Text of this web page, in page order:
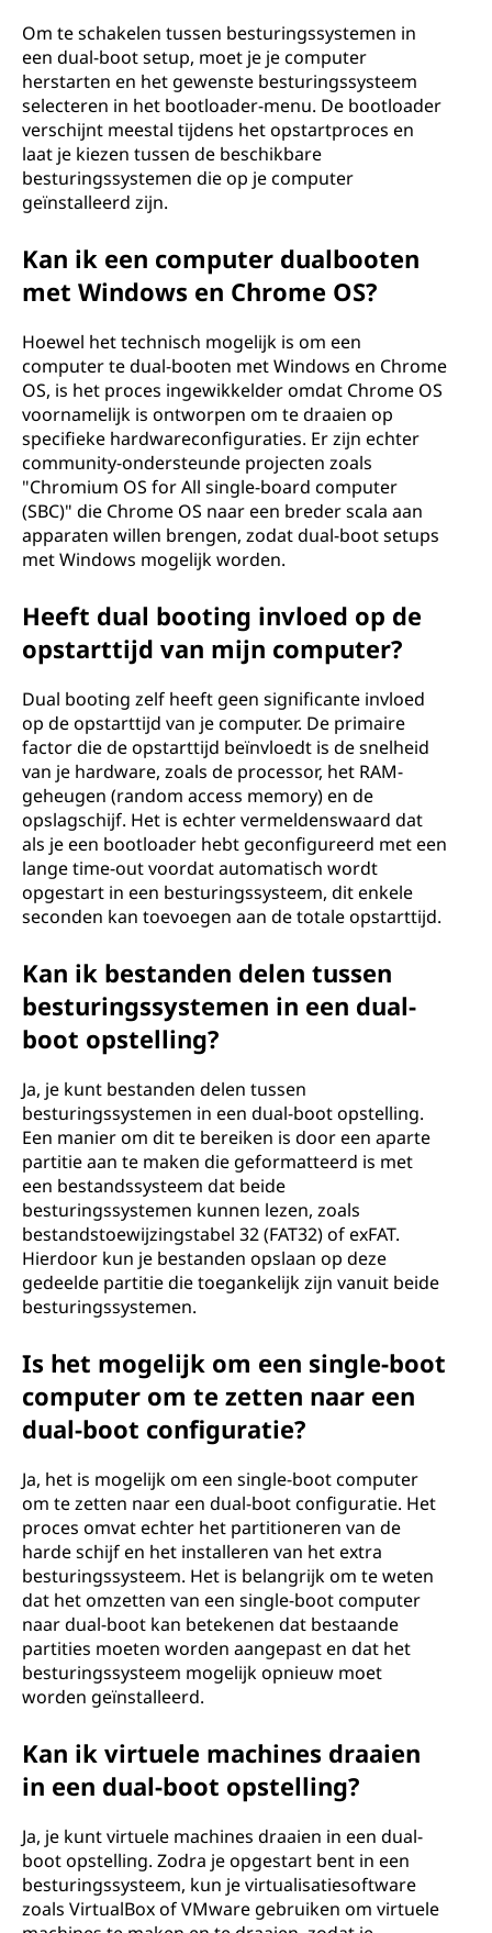
Om te schakelen tussen besturingssystemen in
een dual-boot setup, moet je je computer
herstarten en het gewenste besturingssysteem
selecteren in het bootloader-menu. De bootloader
verschijnt meestal tijdens het opstartproces en
laat je kiezen tussen de beschikbare
besturingssystemen die op je computer
geïnstalleerd zijn.
Kan ik een computer dualbooten
met Windows en Chrome OS?
Hoewel het technisch mogelijk is om een
computer te dual-booten met Windows en Chrome
OS, is het proces ingewikkelder omdat Chrome OS
voornamelijk is ontworpen om te draaien op
specifieke hardwareconfiguraties. Er zijn echter
community-ondersteunde projecten zoals
"Chromium OS for All single-board computer
(SBC)" die Chrome OS naar een breder scala aan
apparaten willen brengen, zodat dual-boot setups
met Windows mogelijk worden.
Heeft dual booting invloed op de
opstarttijd van mijn computer?
Dual booting zelf heeft geen significante invloed
op de opstarttijd van je computer. De primaire
factor die de opstarttijd beïnvloedt is de snelheid
van je hardware, zoals de processor, het RAM-
geheugen (random access memory) en de
opslagschijf. Het is echter vermeldenswaard dat
als je een bootloader hebt geconfigureerd met een
lange time-out voordat automatisch wordt
opgestart in een besturingssysteem, dit enkele
seconden kan toevoegen aan de totale opstarttijd.
Kan ik bestanden delen tussen
besturingssystemen in een dual-
boot opstelling?
Ja, je kunt bestanden delen tussen
besturingssystemen in een dual-boot opstelling.
Een manier om dit te bereiken is door een aparte
partitie aan te maken die geformatteerd is met
een bestandssysteem dat beide
besturingssystemen kunnen lezen, zoals
bestandstoewijzingstabel 32 (FAT32) of exFAT.
Hierdoor kun je bestanden opslaan op deze
gedeelde partitie die toegankelijk zijn vanuit beide
besturingssystemen.
Is het mogelijk om een single-boot
computer om te zetten naar een
dual-boot configuratie?
Ja, het is mogelijk om een single-boot computer
om te zetten naar een dual-boot configuratie. Het
proces omvat echter het partitioneren van de
harde schijf en het installeren van het extra
besturingssysteem. Het is belangrijk om te weten
dat het omzetten van een single-boot computer
naar dual-boot kan betekenen dat bestaande
partities moeten worden aangepast en dat het
besturingssysteem mogelijk opnieuw moet
worden geïnstalleerd.
Kan ik virtuele machines draaien
in een dual-boot opstelling?
Ja, je kunt virtuele machines draaien in een dual-
boot opstelling. Zodra je opgestart bent in een
besturingssysteem, kun je virtualisatiesoftware
zoals VirtualBox of VMware gebruiken om virtuele